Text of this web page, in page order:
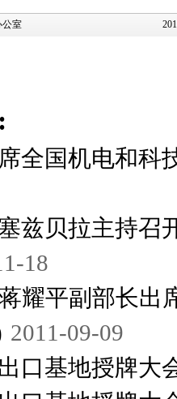
公室
全国机电和科
兹贝拉主持召
18
耀平副部长出
2011-09-09
口基地授牌大